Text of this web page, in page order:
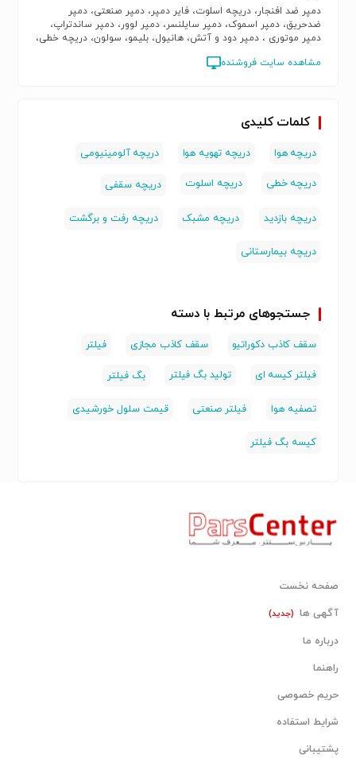
دمپر ضد افنجار، دریچه اسلوت، فایر دمپر، دمپر صنعتی، دمپر
ضدحریق، دمپر اسموک، دمپر سایلنسر، دمپر لوور، دمپر ساندتراپ،
دمپر موتوری ، دمپر دود و آتش، هانیول، بلیمو، سولون، دریچه خطی،
مشاهده سایت فروشنده
کلمات کلیدی
دریچه هوا دریچه تهویه هوا دریچه آلومینیومی
دریچه خطی دریچه اسلوت دریچه سقفی
دریچه بازدید دریچه مشبک دریچه رفت و برگشت
دریچه بیمارستانی
جستجوهای مرتبط با دسته
سقف کاذب دکوراتیو سقف کاذب مجازی فیلتر
فیلتر کیسه ای تولید بگ فیلتر بگ فیلتر
تصفیه هوا فیلتر صنعتی قیمت سلول خورشیدی
کیسه بگ فیلتر
صفحه نخست
آگهی ها (جدید)
درباره ما
راهنما
حریم خصوصی
شرایط استفاده
پشتیبانی